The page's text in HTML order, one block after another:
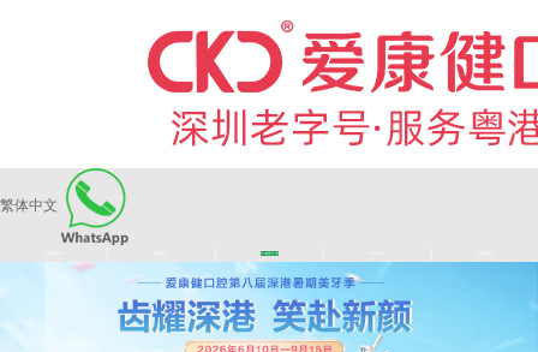
繁体中文
长者医疗券